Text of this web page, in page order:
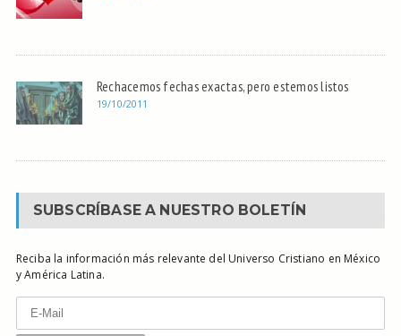
Rechacemos fechas exactas, pero estemos listos
19/10/2011
SUBSCRÍBASE A NUESTRO BOLETÍN
Reciba la información más relevante del Universo Cristiano en México
y América Latina.